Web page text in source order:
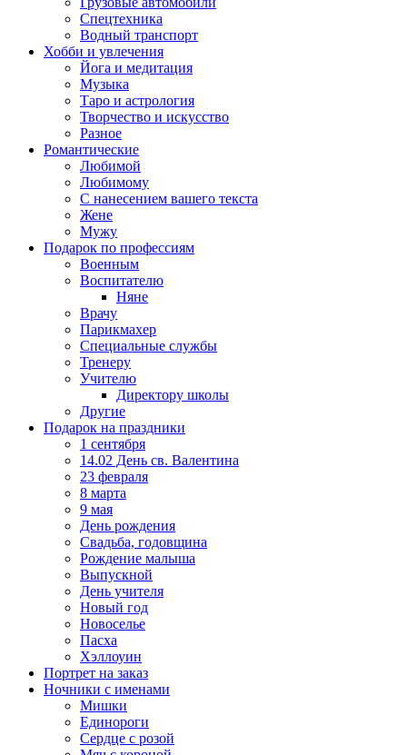
Спецтехника
Водный транспорт
Хобби и увлечения
Йога и медитация
Музыка
Таро и астрология
Творчество и искусство
Разное
Романтические
Любимой
Любимому
С нанесением вашего текста
Жене
Мужу
Подарок по профессиям
Военным
Воспитателю
Няне
Врачу
Парикмахер
Специальные службы
Тренеру
Учителю
Директору школы
Другие
Подарок на праздники
1 сентября
14.02 День св. Валентина
23 февраля
8 марта
9 мая
День рождения
Свадьба, годовщина
Рождение малыша
Выпускной
День учителя
Новый год
Новоселье
Пасха
Хэллоуин
Портрет на заказ
Ночники с именами
Мишки
Единороги
Сердце с розой